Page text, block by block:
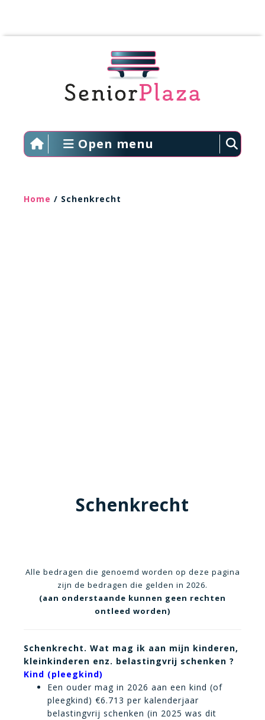
Open menu
Home / Schenkrecht
Schenkrecht
Alle bedragen die genoemd worden op deze pagina
zijn de bedragen die gelden in 2026.
(aan onderstaande kunnen geen rechten
ontleed worden)
Schenkrecht. Wat mag ik aan mijn kinderen,
kleinkinderen enz. belastingvrij schenken ?
Kind (pleegkind)
Een ouder mag in 2026 aan een kind (of
pleegkind) €6.713 per kalenderjaar
belastingvrij schenken (in 2025 was dit